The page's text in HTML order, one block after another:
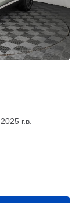
2025 г.в.